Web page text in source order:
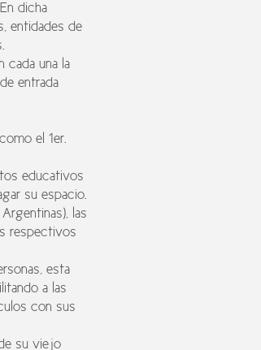
dicha
entidades de
cada una la
entrada
el 1er.
educativos
su espacio.
las
respectivos
esta
a las
con sus
su viejo